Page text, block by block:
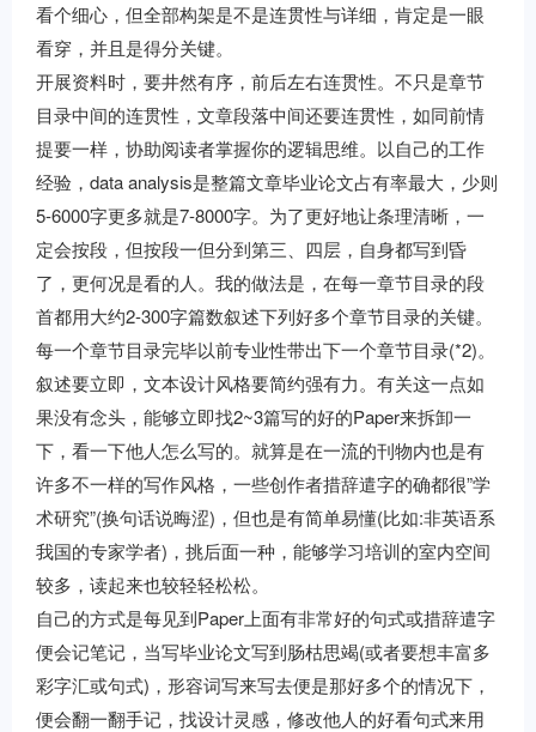
看个细心，但全部构架是不是连贯性与详细，肯定是一眼
看穿，并且是得分关键。
开展资料时，要井然有序，前后左右连贯性。不只是章节
目录中间的连贯性，文章段落中间还要连贯性，如同前情
提要一样，协助阅读者掌握你的逻辑思维。以自己的工作
经验，data analysis是整篇文章毕业论文占有率最大，少则
5-6000字更多就是7-8000字。为了更好地让条理清晰，一
定会按段，但按段一但分到第三、四层，自身都写到昏
了，更何况是看的人。我的做法是，在每一章节目录的段
首都用大约2-300字篇数叙述下列好多个章节目录的关键。
每一个章节目录完毕以前专业性带出下一个章节目录(*2)。
叙述要立即，文本设计风格要简约强有力。有关这一点如
果没有念头，能够立即找2~3篇写的好的Paper来拆卸一
下，看一下他人怎么写的。就算是在一流的刊物内也是有
许多不一样的写作风格，一些创作者措辞遣字的确都很”学
术研究”(换句话说晦涩)，但也是有简单易懂(比如:非英语系
我国的专家学者)，挑后面一种，能够学习培训的室内空间
较多，读起来也较轻轻松松。
自己的方式是每见到Paper上面有非常好的句式或措辞遣字
便会记笔记，当写毕业论文写到肠枯思竭(或者要想丰富多
彩字汇或句式)，形容词写来写去便是那好多个的情况下，
便会翻一翻手记，找设计灵感，修改他人的好看句式来用